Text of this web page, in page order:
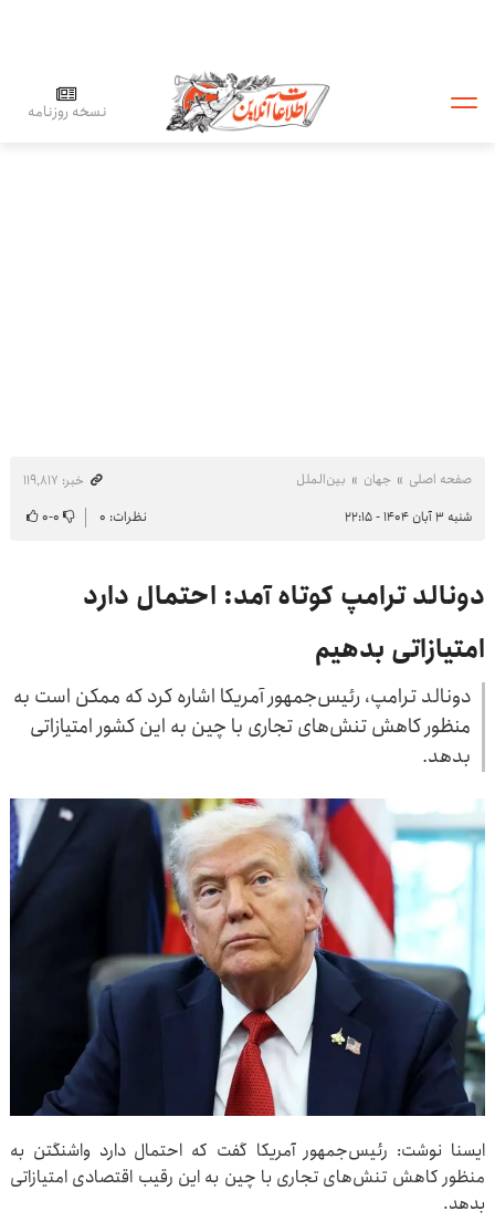
نسخه روزنامه
صفحه اصلی جهان بین‌الملل
خبر: ۱۱۹٬۸۱۷
شنبه ۳ آبان ۱۴۰۴ - ۲۲:۱۵
نظرات: ۰ ۰-۰
دونالد ترامپ کوتاه آمد: احتمال دارد
امتیازاتی بدهیم
دونالد ترامپ، رئیس‌‎جمهور آمریکا اشاره کرد که ممکن است به
منظور کاهش تنش‌های تجاری با چین به این کشور امتیازاتی
بدهد.
ایسنا نوشت: رئیس‌جمهور آمریکا گفت که احتمال دارد واشنگتن به
منظور کاهش تنش‌های تجاری با چین به این رقیب اقتصادی امتیازاتی
بدهد.